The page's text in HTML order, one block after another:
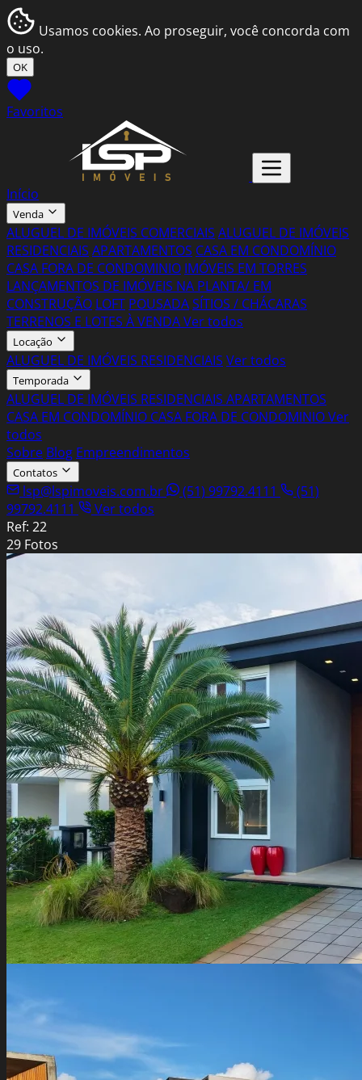
Usamos cookies. Ao proseguir, você concorda com
o uso.
OK
Favoritos
Início
Venda
ALUGUEL DE IMÓVEIS COMERCIAIS ALUGUEL DE IMÓVEIS
RESIDENCIAIS APARTAMENTOS CASA EM CONDOMÍNIO
CASA FORA DE CONDOMINIO IMÓVEIS EM TORRES
LANÇAMENTOS DE IMÓVEIS NA PLANTA/ EM
CONSTRUÇÃO LOFT POUSADASÍTIOS / CHÁCARAS
TERRENOS E LOTES À VENDAVer todos
Locação
ALUGUEL DE IMÓVEIS RESIDENCIAIS Ver todos
Temporada
ALUGUEL DE IMÓVEIS RESIDENCIAIS APARTAMENTOS
CASA EM CONDOMÍNIO CASA FORA DE CONDOMINIOVer
todos
Sobre Blog Empreendimentos
Contatos
lsp@lspimoveis.com.br (51) 99792.4111
(51)
99792.4111
Ver todos
Ref: 22
29 Fotos